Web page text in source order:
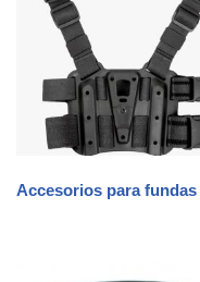
Accesorios para fundas